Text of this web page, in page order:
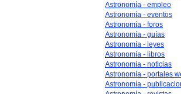
Astronomía - empleo
Astronomía - eventos
Astronomía - foros
Astronomía - guías
Astronomía - leyes
Astronomía - libros
Astronomía - noticias
Astronomía - portales
Astronomía -